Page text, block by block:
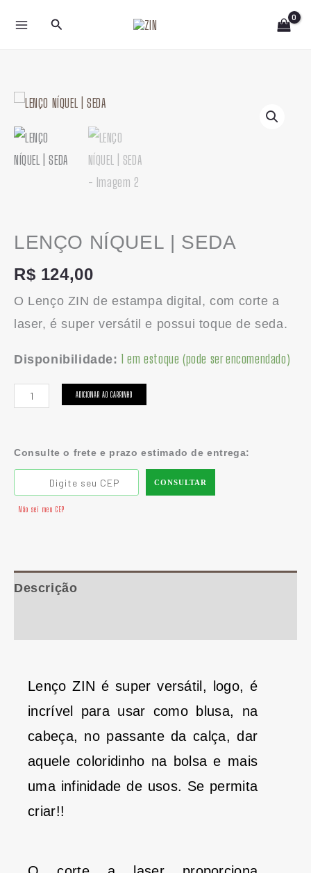
para
Pesquisar
LENÇO NÍQUEL | SEDA
R$ 124,00
O Lenço ZIN de estampa digital, com corte a
laser, é super versátil e possui toque de seda.
Disponibilidade: 1 em estoque (pode ser encomendado)
LENÇO
NÍQUEL
SEDA
ADICIONAR AO CARRINHO
Consulte o frete e prazo estimado de entrega:
CONSULTAR
Não sei meu CEP
Descrição
Lenço ZIN é super versátil, logo, é
incrível para usar como blusa, na
cabeça, no passante da calça, dar
aquele coloridinho na bolsa e mais
uma infinidade de usos. Se permita
criar!!